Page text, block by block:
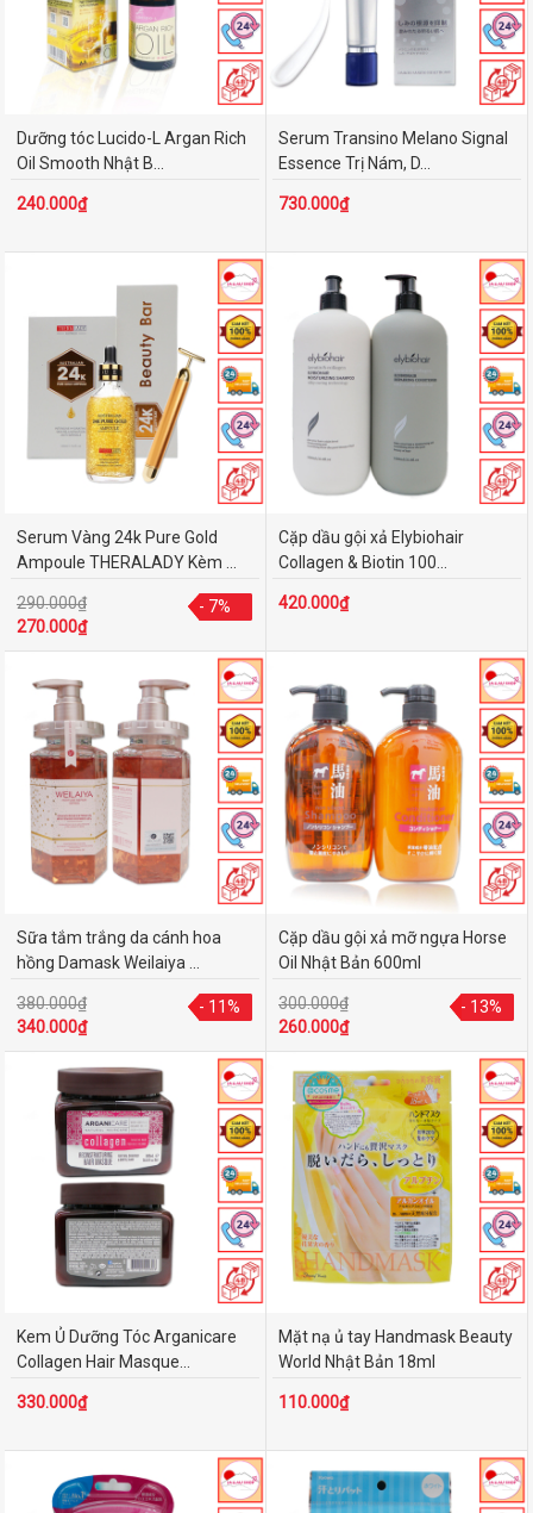
Dưỡng tóc Lucido-L Argan Rich
Oil Smooth Nhật B...
240.000₫
Serum Transino Melano Signal
Essence Trị Nám, D...
730.000₫
- 7%
Serum Vàng 24k Pure Gold
Ampoule THERALADY Kèm ...
290.000₫
270.000₫
- 7%
Cặp dầu gội xả Elybiohair
Collagen & Biotin 100...
420.000₫
- 11%
Sữa tắm trắng da cánh hoa
hồng Damask Weilaiya ...
380.000₫
340.000₫
- 11% - 13%
Cặp dầu gội xả mỡ ngựa Horse
Oil Nhật Bản 600ml
300.000₫
260.000₫
- 13%
Kem Ủ Dưỡng Tóc Arganicare
Collagen Hair Masque...
330.000₫
Mặt nạ ủ tay Handmask Beauty
World Nhật Bản 18ml
110.000₫